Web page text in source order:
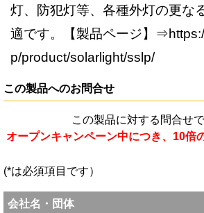
灯、防犯灯等、各種外灯の更な
適です。【製品ページ】
p/product/solarlight/sslp/
この製品へのお問合せ
この製品に対する問合せ
オープンキャンペーン中につき、10倍
(*は必須項目です）
会社名・団体